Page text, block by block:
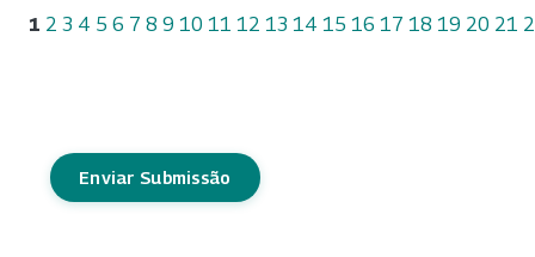
1 2 3 4 5 6 7 8 9 10 11 12 13 14 15 16 17 18 19 20 21
Enviar Submissão